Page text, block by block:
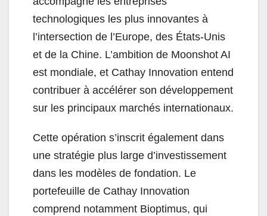
technologiques les plus innovantes à
l’intersection de l’Europe, des États-Unis
et de la Chine. L’ambition de Moonshot AI
est mondiale, et Cathay Innovation entend
contribuer à accélérer son développement
sur les principaux marchés internationaux.
Cette opération s’inscrit également dans
une stratégie plus large d’investissement
dans les modèles de fondation. Le
portefeuille de Cathay Innovation
comprend notamment Bioptimus, qui